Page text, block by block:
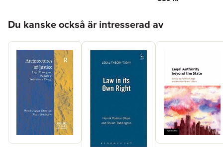
Du kanske också är intresserad av